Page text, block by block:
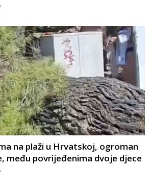
na plaži u Hrvatskoj, ogroman
među povrijeđenima dvoje djece